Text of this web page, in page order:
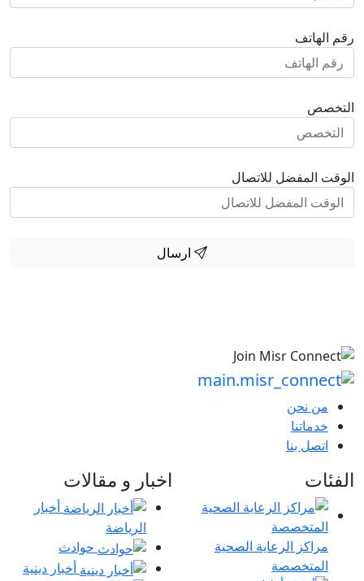
رقم الهاتف
التخصص
الوقت المفضل للاتصال
ارسال
من نحن
خدماتنا
اتصل بنا
الفئات
مراكز الرعاية الصحية
المتخصصة
اخبار و مقالات
أخبار
الرياضة
حوادث
أخبار دينية